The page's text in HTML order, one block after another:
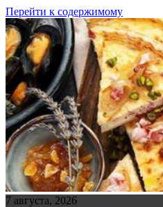
Перейти к содержимому
7 августа, 2026